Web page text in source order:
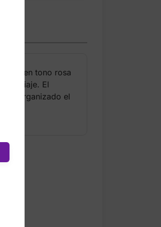
en tono rosa
de viaje. El
organizado el